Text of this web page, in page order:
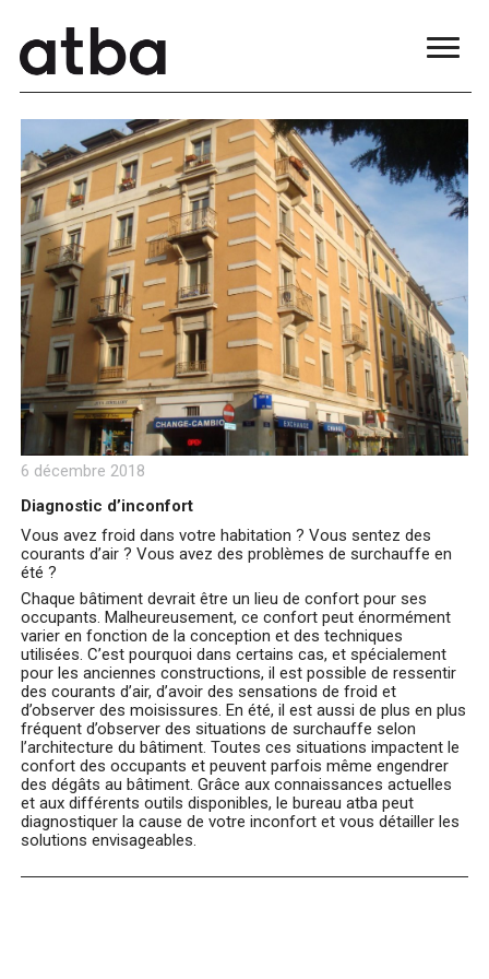
6 décembre 2018
Diagnostic d’inconfort
Vous avez froid dans votre habitation ? Vous sentez des
courants d’air ? Vous avez des problèmes de surchauffe en
été ?
Chaque bâtiment devrait être un lieu de confort pour ses
occupants. Malheureusement, ce confort peut énormément
varier en fonction de la conception et des techniques
utilisées. C’est pourquoi dans certains cas, et spécialement
pour les anciennes constructions, il est possible de ressentir
des courants d’air, d’avoir des sensations de froid et
d’observer des moisissures. En été, il est aussi de plus en plus
fréquent d’observer des situations de surchauffe selon
l’architecture du bâtiment. Toutes ces situations impactent le
confort des occupants et peuvent parfois même engendrer
des dégâts au bâtiment. Grâce aux connaissances actuelles
et aux différents outils disponibles, le bureau atba peut
diagnostiquer la cause de votre inconfort et vous détailler les
solutions envisageables.
सौतेली
को
पटाकर
खूब
चोदा
और
मजे
लिए
Xnxxx
Com
فيديو
جنسي
عربي